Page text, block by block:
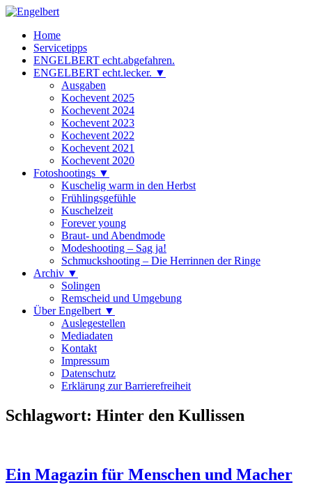
Zum
springen
Engelbert
Lifestyle – Shopping – Genuss
Home
Servicetipps
ENGELBERT echt.abgefahren.
ENGELBERT echt.lecker. ▼
Ausgaben
Kochevent 2025
Kochevent 2024
Kochevent 2023
Kochevent 2022
Kochevent 2021
Kochevent 2020
Fotoshootings ▼
Kuschelig warm in den Herbst
Frühlingsgefühle
Kuschelzeit
Forever young
Braut- und Abendmode
Modeshooting – Sag ja!
Schmuckshooting – Die Herrinnen der Ringe
Archiv ▼
Solingen
Remscheid und Umgebung
Über Engelbert ▼
Auslegestellen
Mediadaten
Kontakt
Impressum
Datenschutz
Erklärung zur Barrierefreiheit
Schlagwort: Hinter den Kullissen
Ein Magazin für Menschen und Macher